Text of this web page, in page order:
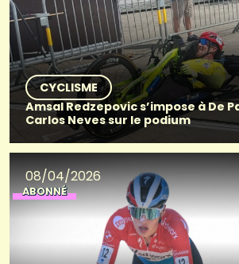
CYCLISME
Amsal Redzepovic s’impose à De
Carlos Neves sur le podium
08/04/2026
ABONNÉ